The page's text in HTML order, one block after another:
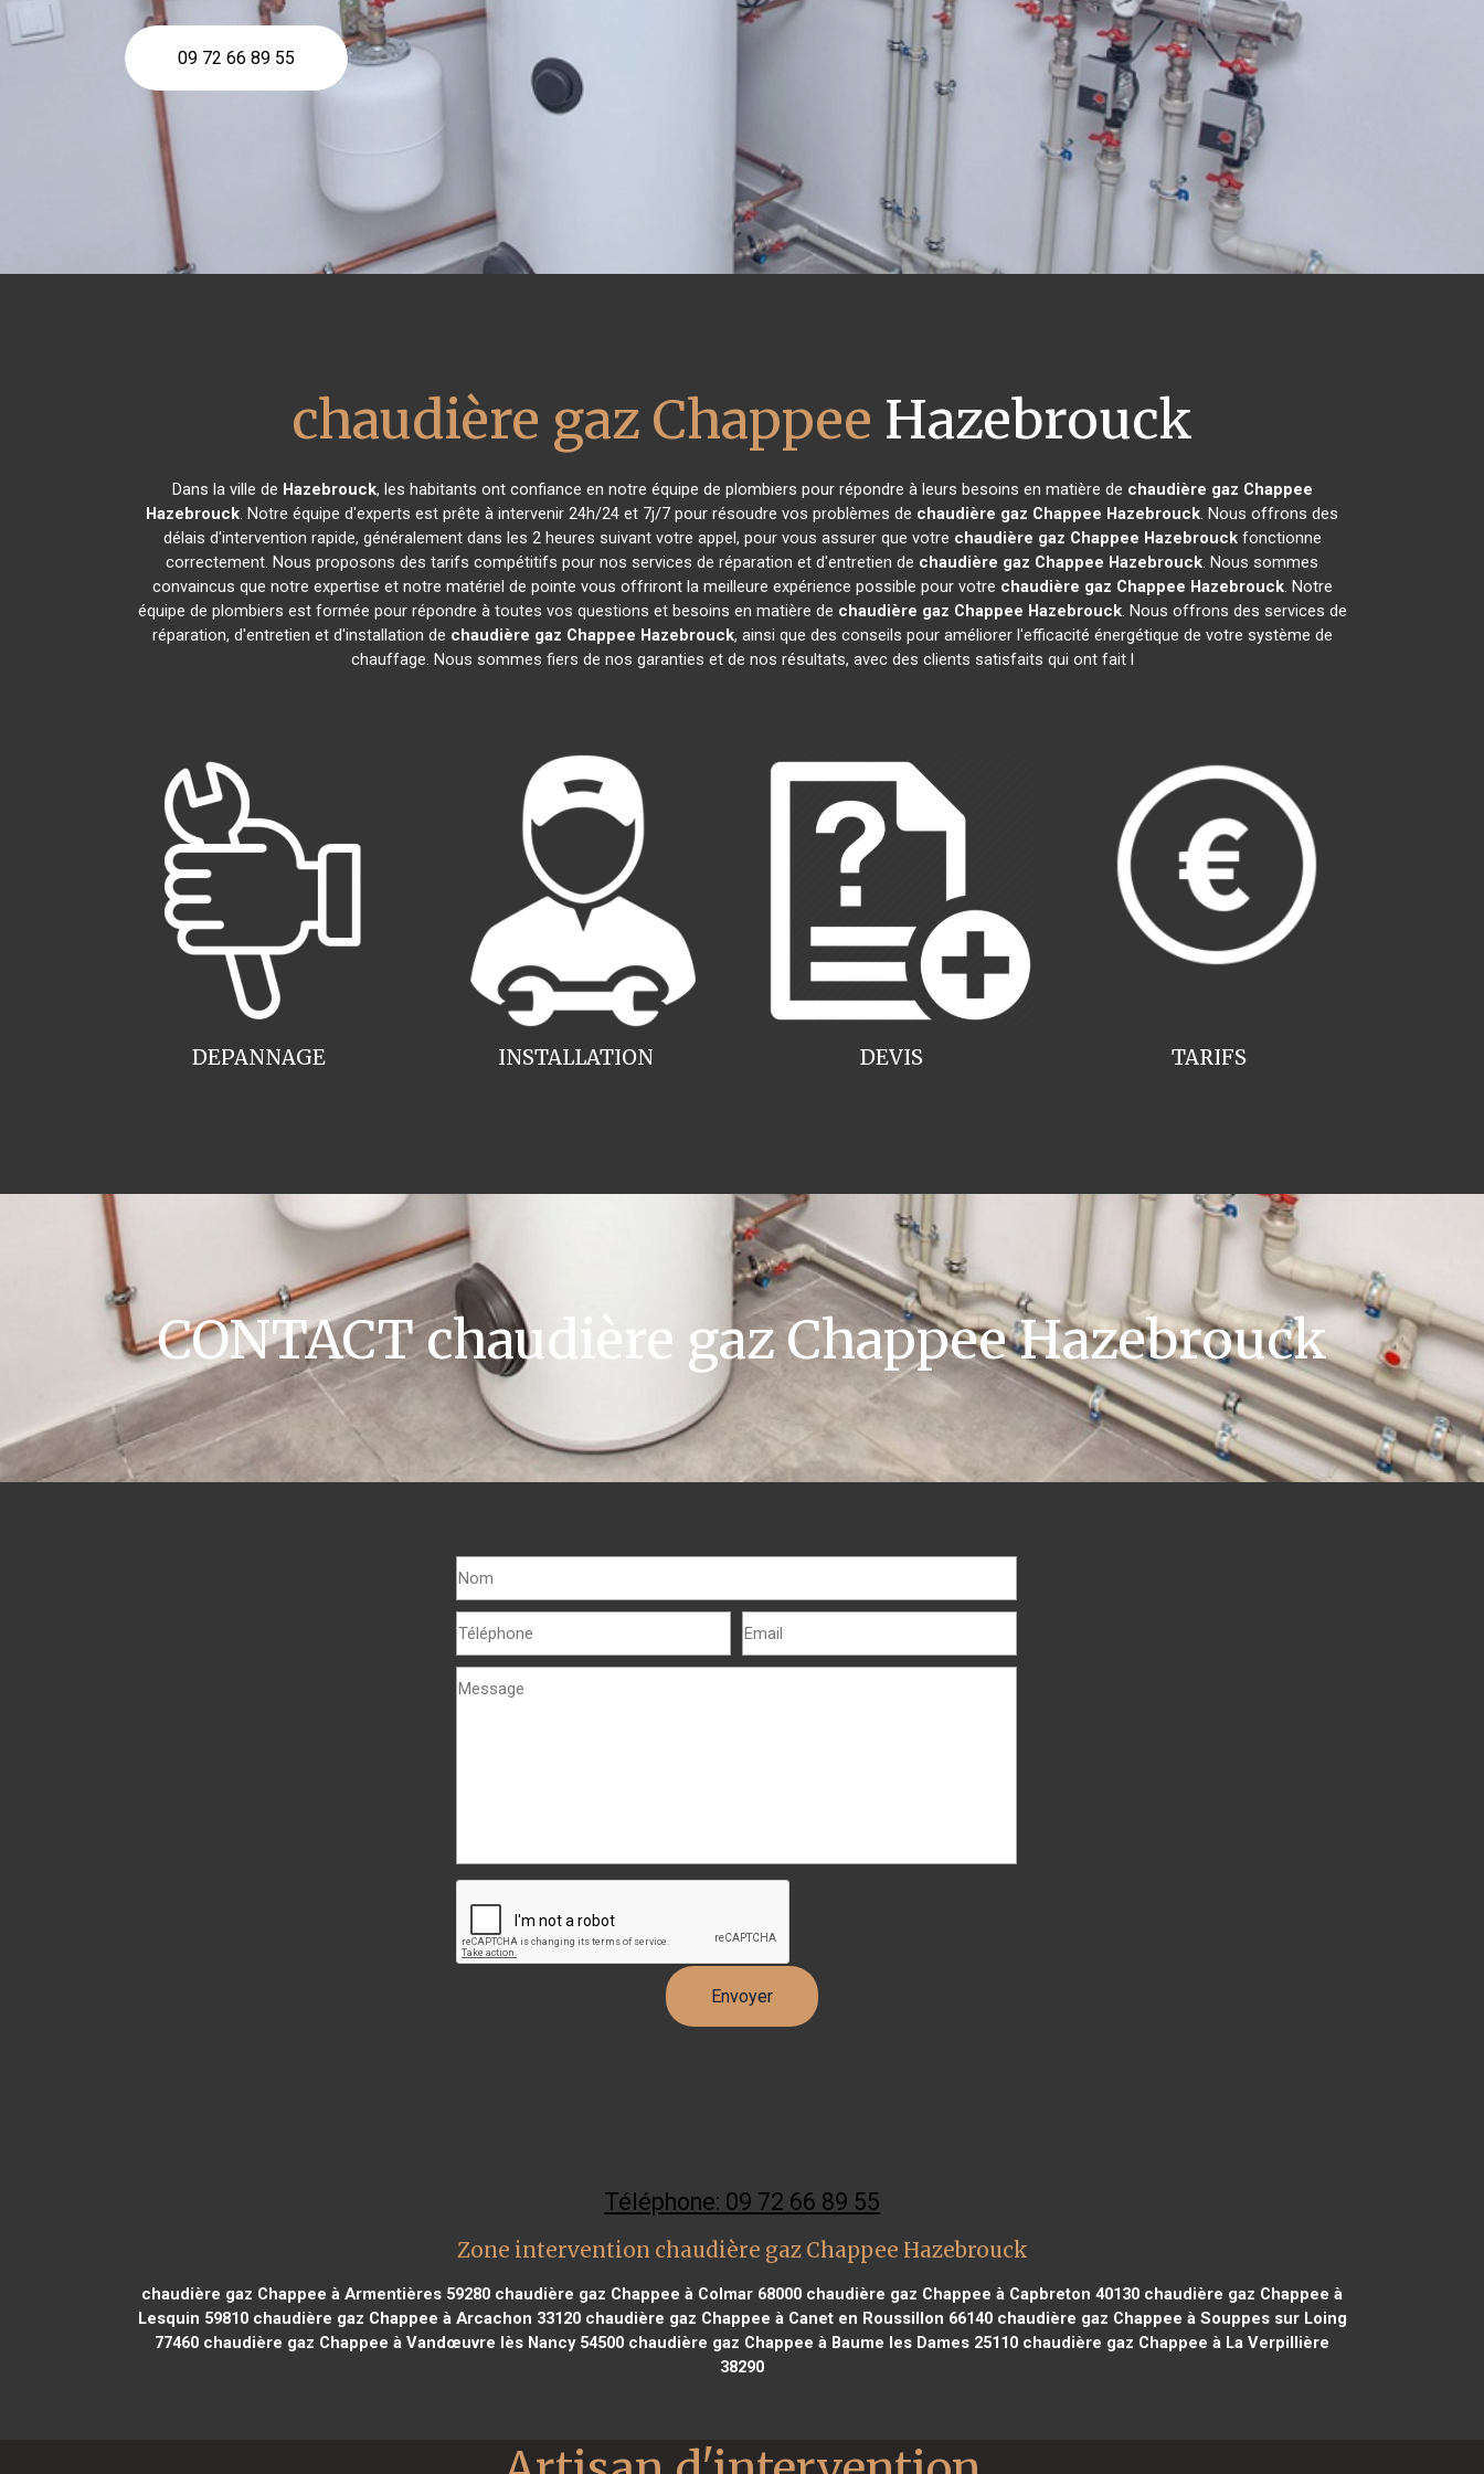
09 72 66 89 55
chaudière gaz Chappee Hazebrouck
Dans la ville de Hazebrouck, les habitants ont confiance en notre équipe de plombiers pour répondre à leurs besoins en matière de chaudière gaz Chappee
Hazebrouck. Notre équipe d'experts est prête à intervenir 24h/24 et 7j/7 pour résoudre vos problèmes de chaudière gaz Chappee Hazebrouck. Nous offrons des
délais d'intervention rapide, généralement dans les 2 heures suivant votre appel, pour vous assurer que votre chaudière gaz Chappee Hazebrouckfonctionne
correctement. Nous proposons des tarifs compétitifs pour nos services de réparation et d'entretien de chaudière gaz Chappee Hazebrouck. Nous sommes
convaincus que notre expertise et notre matériel de pointe vous offriront la meilleure expérience possible pour votre chaudière gaz Chappee Hazebrouck. Notre
équipe de plombiers est formée pour répondre à toutes vos questions et besoins en matière de chaudière gaz Chappee Hazebrouck. Nous offrons des services de
réparation, d'entretien et d'installation de chaudière gaz Chappee Hazebrouck, ainsi que des conseils pour améliorer l'efficacité énergétique de votre système de
chauffage. Nous sommes fiers de nos garanties et de nos résultats, avec des clients satisfaits qui ont fait l
INSTALLATION
DEPANNAGE TARIFS
DEVIS
CONTACT chaudière gaz Chappee Hazebrouck
Téléphone: 09 72 66 89 55
Zone intervention chaudière gaz Chappee Hazebrouck
chaudière gaz Chappee à Armentières 59280 chaudière gaz Chappee à Colmar 68000 chaudière gaz Chappee à Capbreton 40130 chaudière gaz Chappee à
Lesquin 59810chaudière gaz Chappee à Arcachon 33120chaudière gaz Chappee à Canet en Roussillon 66140chaudière gaz Chappee à Souppes sur Loing
77460 chaudière gaz Chappee à Vandœuvre lès Nancy 54500 chaudière gaz Chappee à Baume les Dames 25110 chaudière gaz Chappee à La Verpillière
38290